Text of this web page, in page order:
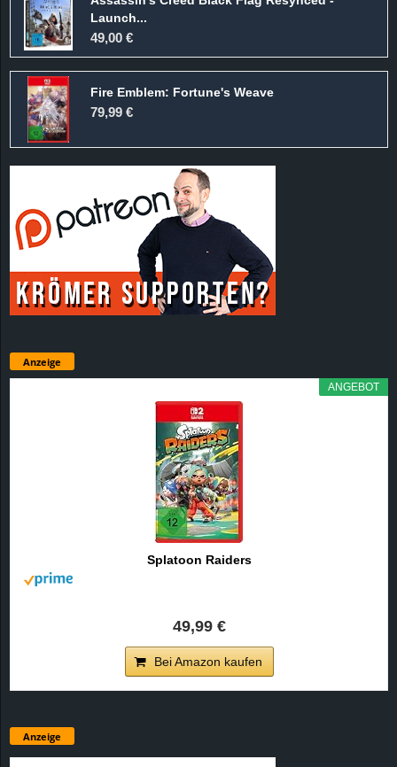
Launch...
49,00 €
Fire Emblem: Fortune's Weave
79,99 €
Anzeige
ANGEBOT
Splatoon Raiders
49,99 €
Bei Amazon kaufen
Anzeige